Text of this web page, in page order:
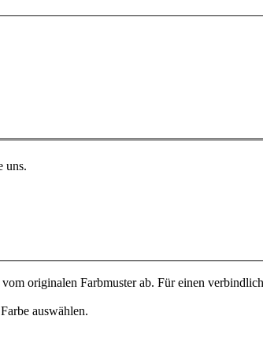
uns.
originalen Farbmuster ab. Für einen
auswählen.